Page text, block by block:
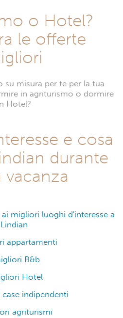
o Hotel?
le offerte
su misura per te per la tua
in agriturismo o dormire
Hotel?
e cosa
durante
vacanza
migliori luoghi d'interesse a
Lindian
appartamenti
B&b
Hotel
indipendenti
agriturismi